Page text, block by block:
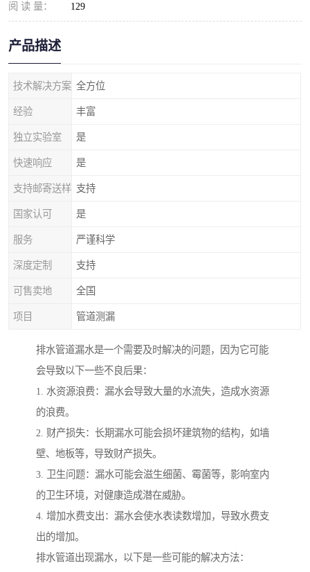
阅 读 量： 129
产品描述
技术解决方案 全方位
经验 丰富
独立实验室 是
快速响应 是
支持邮寄送样 支持
国家认可 是
服务 严谨科学
深度定制 支持
可售卖地 全国
项目 管道测漏
排水管道漏水是一个需要及时解决的问题，因为它可能
会导致以下一些不良后果：
1. 水资源浪费：漏水会导致大量的水流失，造成水资源
的浪费。
2. 财产损失：长期漏水可能会损坏建筑物的结构，如墙
壁、地板等，导致财产损失。
3. 卫生问题：漏水可能会滋生细菌、霉菌等，影响室内
的卫生环境，对健康造成潜在威胁。
4. 增加水费支出：漏水会使水表读数增加，导致水费支
出的增加。
排水管道出现漏水，以下是一些可能的解决方法：